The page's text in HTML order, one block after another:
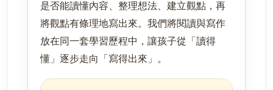
是否能讀懂內容、整理想法、建立觀點，再
將觀點有條理地寫出來。我們將閱讀與寫作
放在同一套學習歷程中，讓孩子從「讀得
懂」逐步走向「寫得出來」。